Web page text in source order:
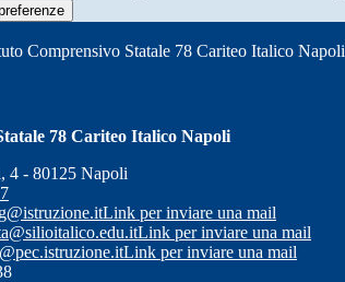
Comprensivo Statale 78 Cariteo Italico Napoli
78 Cariteo Italico Napoli
4 - 80125 Napoli
Link per inviare una mail
Link per inviare una mail
Link per inviare una mail